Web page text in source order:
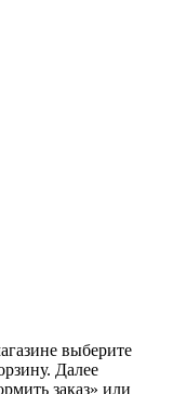
выберите
Далее
заказ» или